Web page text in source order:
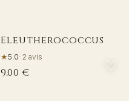
Eleutherococcus
★5.0· 2 avis
9,00 € ♡